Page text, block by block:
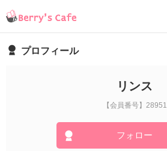
プロフィール
リンス
【会員番号】28951
フォロー